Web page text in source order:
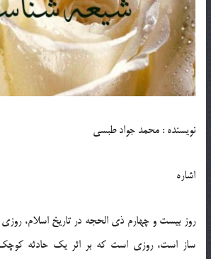
نویسنده : محمد جواد طبسی
اشاره
روز بیست و چهارم ذی الحجه در تاریخ اسلام،
ساز است، روزی است که بر اثر یک حادثه